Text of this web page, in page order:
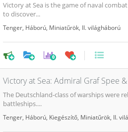
Victory at Sea is the game of naval
to discover...
Tenger Háború Miniatűrök II. világháború
0
Victory at Sea: Admiral Graf Spee
The Deutschland-class of warships were
battleships....
Tenger Háború Kiegészítő Miniatűrök II.